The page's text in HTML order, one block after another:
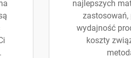
najlepszych
wydajność
koszty